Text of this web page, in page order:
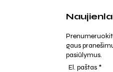
gaus
pasiūlymus.
El. paštas